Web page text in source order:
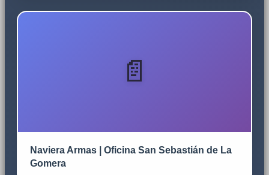
Naviera Armas | Oficina San Sebastián de La
Gomera